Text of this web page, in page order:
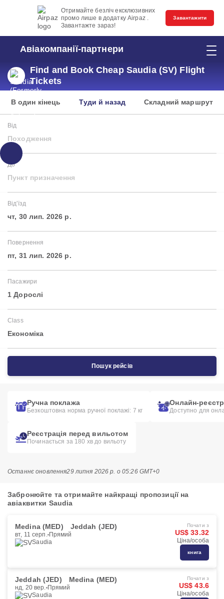
Отримайте безліч ексклюзивних
промо лише в додатку Airpaz .
Завантажте зараз!
Завантажити
Авіакомпанії-партнери
Find and Book Cheap Saudia (SV) Flight
Tickets
В один кінець Туди й назад Складний маршрут
Від
Походження
До
Пункт призначення
Від'їзд
чт, 30 лип. 2026 р.
Повернення
пт, 31 лип. 2026 р.
Пасажири
1 Дорослі
Class
Економіка
Пошук рейсів
Ручна поклажа
Безкоштовна норма ручної поклажі: 7 кг
Онлайн-
Доступно для
Реєстрація перед вильотом
Починається за 180 хв до вильоту
Останнє оновлення29 липня 2026 р. о 05:26 GMT+0
Забронюйте та отримайте найкращі пропозиції на
авіаквитки Saudia
Medina (MED) Jeddah (JED)
вт, 11 серп. Прямий
Saudia
Почати з
US$ 33.32
Ціна/особа
книга
Jeddah (JED) Medina (MED)
нд, 20 вер. Прямий
Saudia
Почати з
US$ 43.6
Ціна/особа